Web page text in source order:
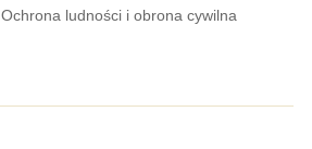
Ochrona ludności i obrona cywilna